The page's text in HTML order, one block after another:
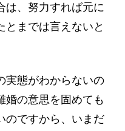
は、努力すれば元に
とまでは言えないと
態がわからないの
婚の意思を固めても
のですから、いまだ